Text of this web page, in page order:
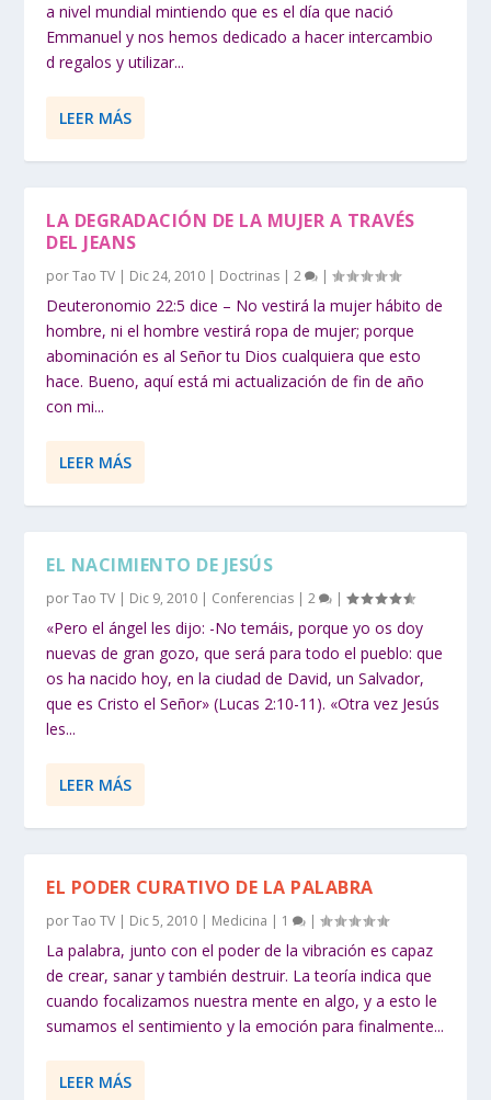
a nivel mundial mintiendo que es el día que nació
Emmanuel y nos hemos dedicado a hacer intercambio
d regalos y utilizar...
LEER MÁS
LA DEGRADACIÓN DE LA MUJER A TRAVÉS
DEL JEANS
porTao TV | Dic 24, 2010 | Doctrinas |2 |
Deuteronomio 22:5 dice – No vestirá la mujer hábito de
hombre, ni el hombre vestirá ropa de mujer; porque
abominación es al Señor tu Dios cualquiera que esto
hace. Bueno, aquí está mi actualización de fin de año
con mi...
LEER MÁS
EL NACIMIENTO DE JESÚS
porTao TV | Dic 9, 2010 | Conferencias |2 |
«Pero el ángel les dijo: -No temáis, porque yo os doy
nuevas de gran gozo, que será para todo el pueblo: que
os ha nacido hoy, en la ciudad de David, un Salvador,
que es Cristo el Señor» (Lucas 2:10-11). «Otra vez Jesús
les...
LEER MÁS
EL PODER CURATIVO DE LA PALABRA
porTao TV | Dic 5, 2010 | Medicina | 1 |
La palabra, junto con el poder de la vibración es capaz
de crear, sanar y también destruir. La teoría indica que
cuando focalizamos nuestra mente en algo, y a esto le
sumamos el sentimiento y la emoción para finalmente...
LEER MÁS